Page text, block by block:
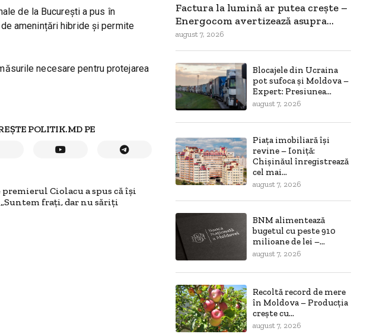
de la București a pus în
amenințări hibride și permite
necesare pentru protejarea
POLITIK.MD PE
Ciolacu a spus că își
frați, dar nu săriți
Factura la lumină ar putea crește –
Energocom avertizează asupra...
august 7, 2026
Blocajele din Ucraina
pot sufoca și Moldova –
Expert: Presiunea...
august 7, 2026
Piața imobiliară își
revine – Ioniță:
Chișinăul înregistrează
cel mai...
august 7, 2026
BNM alimentează
bugetul cu peste 910
milioane de lei –...
august 7, 2026
Recoltă record de mere
în Moldova – Producția
crește cu...
august 7, 2026